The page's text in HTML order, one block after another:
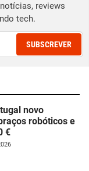
reviews
tech.
SUBSCREVER
novo
robóticos e
€